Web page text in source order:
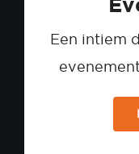
Een intiem